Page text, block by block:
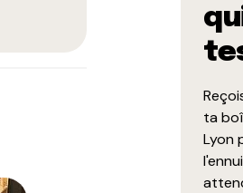
ta
Lyon